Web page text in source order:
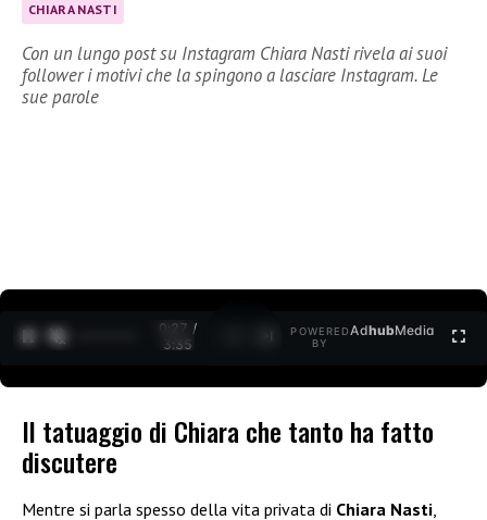
CHIARA NASTI
Con un lungo post su Instagram Chiara Nasti rivela ai suoi
follower i motivi che la spingono a lasciare Instagram. Le
sue parole
0:27 /
3:35
POWERED
BY
AdhubMedia
Il tatuaggio di Chiara che tanto ha fatto
discutere
Mentre si parla spesso della vita privata di Chiara Nasti,